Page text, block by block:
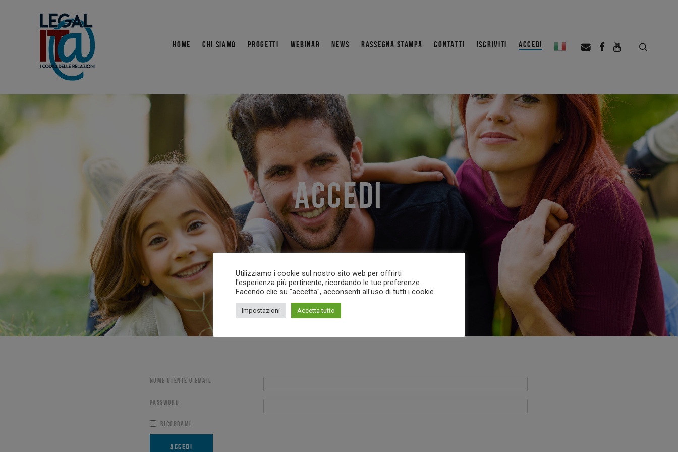
HOME CHI SIAMO PROGETTI WEBINAR NEWS RASSEGNA STAMPA CONTATTI ISCRIVITI ACCEDI
ACCEDI
NOME UTENTE O EMAIL
PASSWORD
RICORDAMI
Utilizziamo i cookie sul nostro sito web per offrirti
l'esperienza più pertinente, ricordando le tue preferenze.
Facendo clic su "accetta", acconsenti all'uso di tutti i cookie.
Impostazioni Accetta tutto